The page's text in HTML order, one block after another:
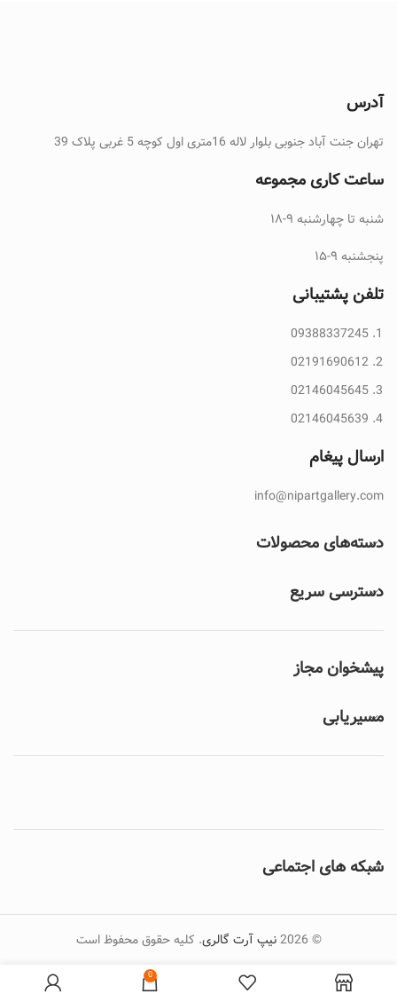
آدرس
تهران جنت آباد جنوبی بلوار لاله 16متری اول کوچه 5 غربی پلاک 39
ساعت کاری مجموعه
شنبه تا چهارشنبه ۹-۱۸
پنجشنبه ۹-۱۵
تلفن پشتیبانی
09388337245
02191690612
02146045645
02146045639
ارسال پیغام
info@nipartgallery.com
دسته‌های محصولات
دسترسی سریع
پیشخوان مجاز
مسیریابی
شبکه های اجتماعی
© 2026 نیپ آرت گالری. کلیه حقوق محفوظ است
0